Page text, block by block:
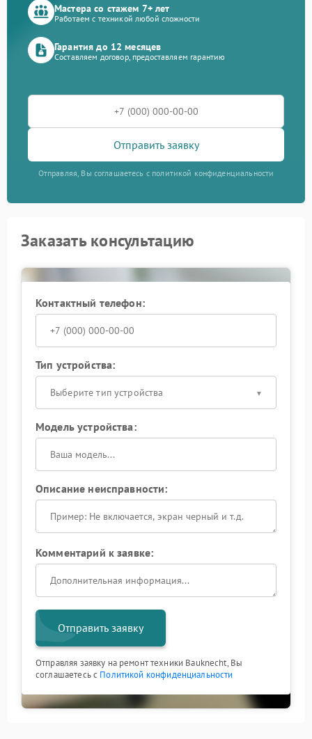
Мастера со стажем 7+ лет
Работаем с техникой любой сложности
Гарантия до 12 месяцев
Составляем договор, предоставляем гарантию
Отправить заявку
Отправляя, Вы соглашаетесь с политикой конфиденциальности
Заказать консультацию
Контактный телефон:
Тип устройства:
Выберите тип устройства
Модель устройства:
Описание неисправности:
Комментарий к заявке:
Отправить заявку
Отправляя заявку на ремонт техники Bauknecht, Вы
соглашаетесь с Политикой конфиденциальности